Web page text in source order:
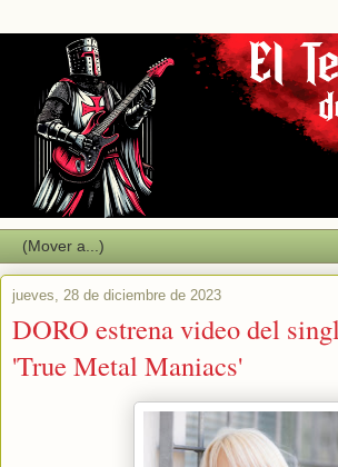
jueves, 28 de diciembre de 2023
DORO estrena video del
'True Metal Maniacs'